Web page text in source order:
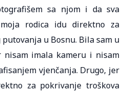
sa njom i da sva
rodica idu direktno za
u Bosnu. Bila sam u
nisam imala kameru i nisam
vjenčanja. Drugo, jer
za pokrivanje troškova